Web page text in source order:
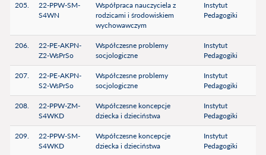
205.
22-PPW-SM-
S4WN
Współpraca nauczyciela z
rodzicami i środowiskiem
wychowawczym
Instytut
Pedagogiki
206.
22-PE-AKPN-
Z2-WsPrSo
Współczesne problemy
socjologiczne
Instytut
Pedagogiki
207.
22-PE-AKPN-
S2-WsPrSo
Współczesne problemy
socjologiczne
Instytut
Pedagogiki
208.
22-PPW-ZM-
S4WKD
Współczesne koncepcje
dziecka i dzieciństwa
Instytut
Pedagogiki
209.
22-PPW-SM-
S4WKD
Współczesne koncepcje
dziecka i dzieciństwa
Instytut
Pedagogiki